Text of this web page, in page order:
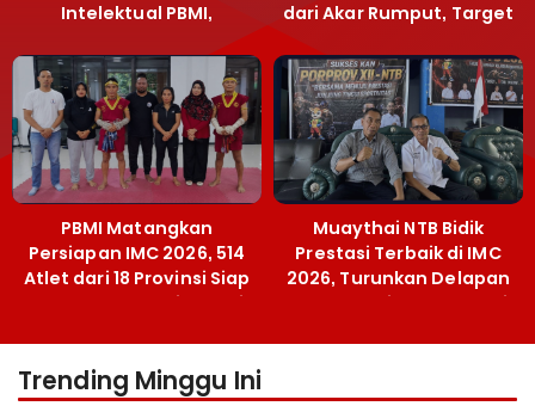
Intelektual PBMI,
Terobosan Bangun
Grassroots
dari Akar Rumput, Target
PBMI Matangkan
Persiapan IMC 2026, 514
Atlet dari 18 Provinsi Siap
Berlaga Besok di Bekasi
Muaythai NTB Bidik
Prestasi Terbaik di IMC
2026, Turunkan Delapan
Atlet ke Kejurnas Bekasi
Trending Minggu Ini